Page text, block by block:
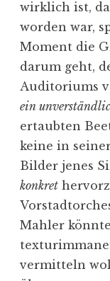
wirklich ist,
worden war,
Moment die
darum geht,
Auditoriums
ein
ertaubten
keine in
Bilder jenes
konkret
Mahler
vermitteln